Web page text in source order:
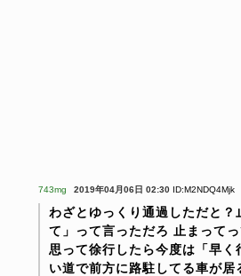
743mg 2019年04月06日 02:30 ID:M2NDQ4Mjk
わざとゆっくり通過しただと？
て」って言っただろ
止まって
思って徐行したら今度は「早く
い道で前方に路駐してる車が